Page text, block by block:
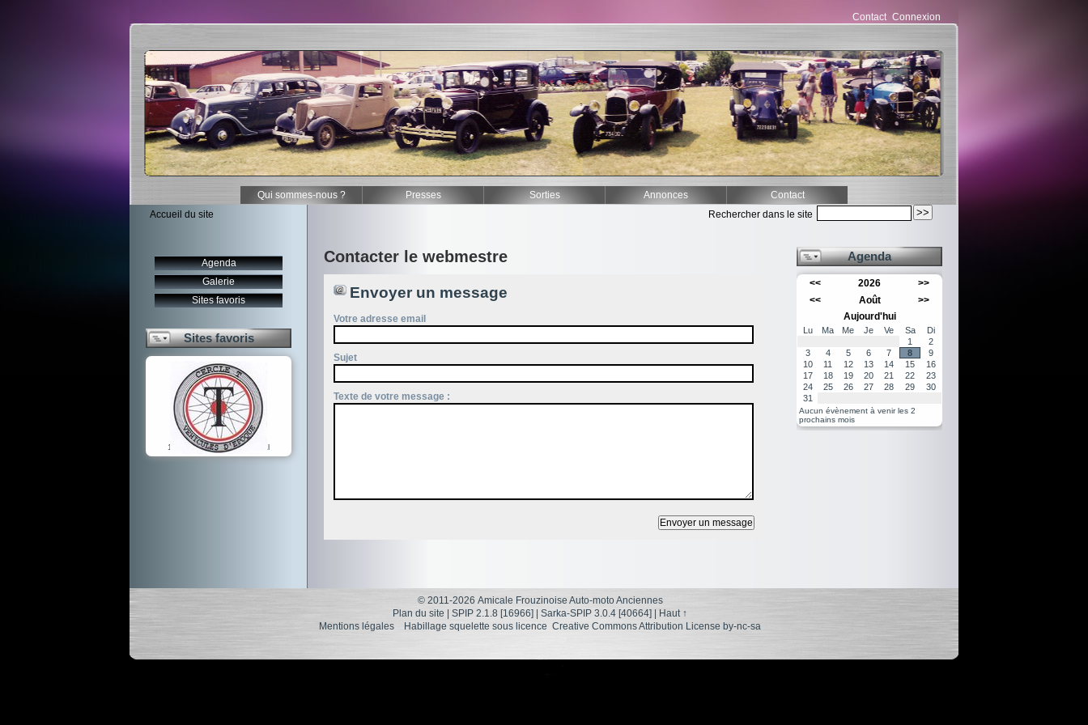
Contact Connexion
Qui sommes-nous ? Presses Sorties Annonces
Contact
Rechercher dans le site
Accueil du site
Contacter le webmestre
Envoyer un message
Votre adresse email
Sujet
Texte de votre message :
Agenda
Galerie
Sites favoris
Sites favoris
14 sites référencés au total
Agenda
<< 2026
>>
<<
Août
>>
Aujourd'hui
Lu Ma Me Je Ve Sa
Di
1
2
3
4 5 6 7 8
9
10
11 12 13 14 15
16
17
18 19 20 21 22
23
24
25 26 27 28 29
30
31
Aucun évènement à venir les 2
prochains mois
© 2011-2026 Amicale Frouzinoise Auto-moto Anciennes
Plan du site
SPIP 2.1.8 [16966] Sarka-SPIP 3.0.4 [40664]
Haut ↑
Mentions légales Habillage squelette sous licence Creative Commons Attribution License by-nc-sa